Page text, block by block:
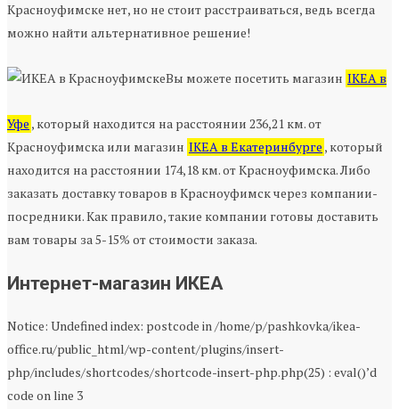
Красноуфимске нет, но не стоит расстраиваться, ведь всегда
можно найти альтернативное решение!
Вы можете посетить магазин IKEA в
Уфе , который находится на расстоянии 236,21 км. от
Красноуфимска или магазин IKEA в Екатеринбурге , который
находится на расстоянии 174,18 км. от Красноуфимска. Либо
заказать доставку товаров в Красноуфимск через компании-
посредники. Как правило, такие компании готовы доставить
вам товары за 5-15% от стоимости заказа.
Интернет-магазин ИКЕА
Notice: Undefined index: postcode in /home/p/pashkovka/ikea-
office.ru/public_html/wp-content/plugins/insert-
php/includes/shortcodes/shortcode-insert-php.php(25) : eval()’d
code on line 3